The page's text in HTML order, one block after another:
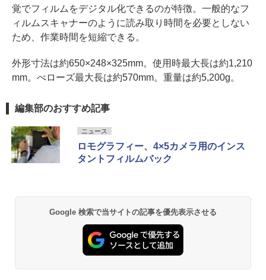
覚でフィルムをデジタル化できるのが特徴。一般的なフ
ィルムスキャナーのように読み取り時間を必要としない
ため、作業時間を短縮できる。
外形寸法は約650×248×325mm。使用時最大長は約1,210
mm。べローズ最大長は約570mm。重量は約5,200g。
編集部のおすすめ記事
ニュース
ロモグラフィー、4×5カメラ用のインス
タントフィルムバック
Google 検索で当サイトの記事を優先表示させる